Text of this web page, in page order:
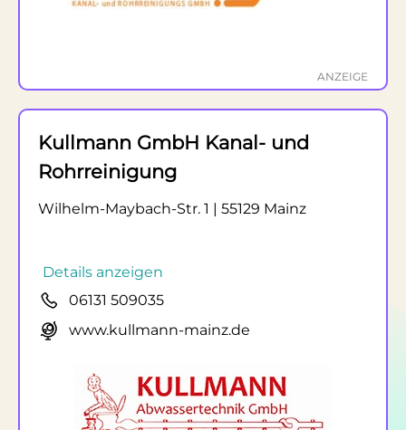
ANZEIGE
Kullmann GmbH Kanal- und
Rohrreinigung
Wilhelm-Maybach-Str. 1 | 55129 Mainz
Details anzeigen
06131 509035
www.kullmann-mainz.de